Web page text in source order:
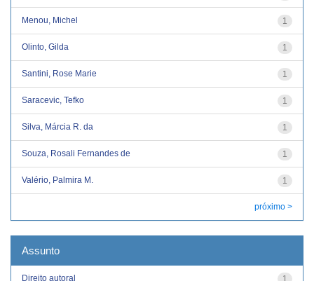
1
Menou, Michel
1
Olinto, Gilda
1
Santini, Rose Marie
1
Saracevic, Tefko
1
Silva, Márcia R. da
1
Souza, Rosali Fernandes de
1
Valério, Palmira M.
próximo >
Assunto
1
Direito autoral